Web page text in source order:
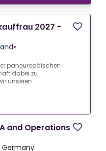
2027 -
•
paneuropäischen
dabei zu
unseren
and Operations
Germany